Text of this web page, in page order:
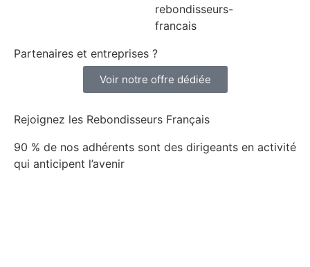
Rejoignez les Rebondisseurs Français
90 % de nos adhérents sont des dirigeants en activité
qui anticipent l’avenir
Partenaires et entreprises ?
Voir notre offre dédiée